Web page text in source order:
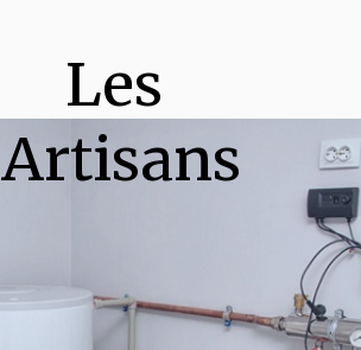
Les
Artisans